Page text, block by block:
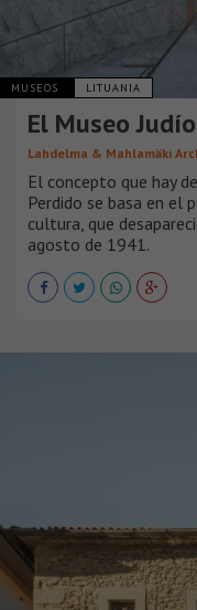
MUSEOS LITUANIA
El Museo
Lahdelma & Mahlamäki
El concepto que hay
Perdido se basa en el
cultura, que
agosto de 1941.